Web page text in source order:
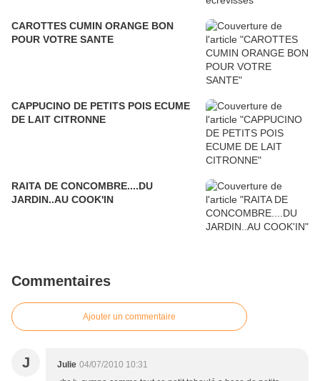
CAROTTES CUMIN ORANGE BON
POUR VOTRE SANTE
CAPPUCINO DE PETITS POIS ECUME
DE LAIT CITRONNE
RAITA DE CONCOMBRE....DU
JARDIN..AU COOK'IN
Commentaires
Ajouter un commentaire
J Julie 04/07/2010 10:31